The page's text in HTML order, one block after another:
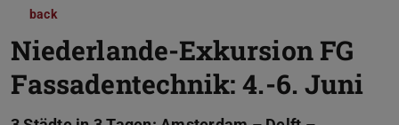
back
Niederlande-Exkursion FG
Fassadentechnik: 4.-6. Juni